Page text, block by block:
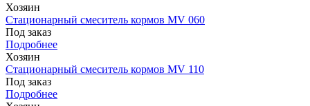
Хозяин
Стационарный смеситель кормов MV 060
Под заказ
Подробнее
Хозяин
Стационарный смеситель кормов MV 110
Под заказ
Подробнее